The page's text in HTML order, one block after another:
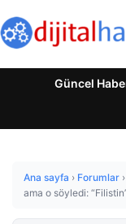
Güncel
Ana sayfa › Forumlar ›
ama o söyledi: